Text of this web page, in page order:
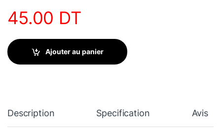
45.00 DT
Ajouter au panier
Description Specification Avis